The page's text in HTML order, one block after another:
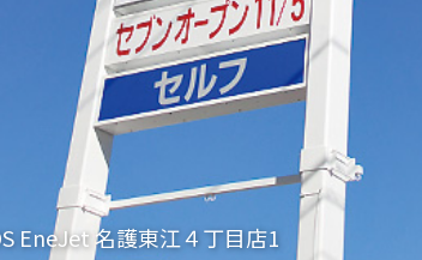
EneJet 名護東江４丁目店1